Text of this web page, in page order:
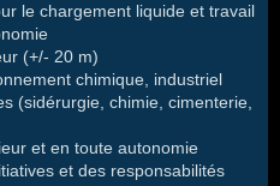
le chargement liquide et travail
(+/- 20 m)
chimique, industriel
(sidérurgie, chimie, cimenterie,
et en toute autonomie
et des responsabilités